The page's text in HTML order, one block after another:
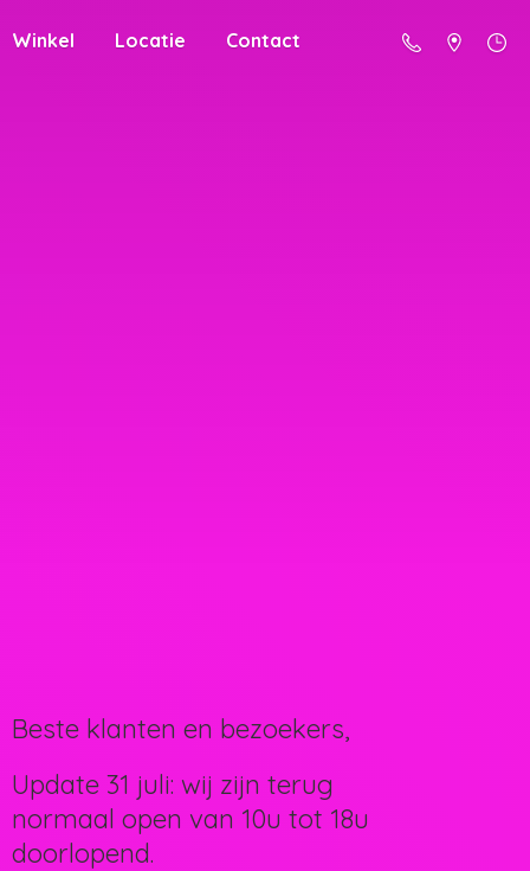
Winkel Locatie Contact
Beste klanten en bezoekers,
Update 31 juli: wij zijn terug
normaal open van 10u tot 18u
doorlopend.